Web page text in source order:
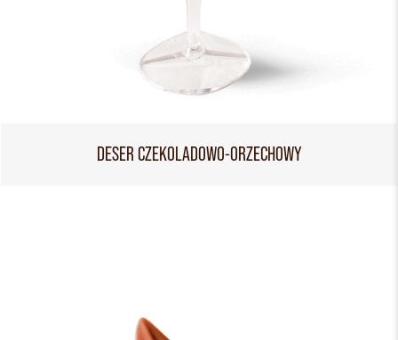
DESER CZEKOLADOWO-ORZECHOWY